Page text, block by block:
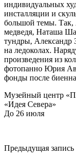
индивидуальных
инсталляции и
большой темы. Так,
медведя, Наташа
тундры, Александр
на ледоколах.
произведения из
фотопанно Юрия
фонды после
Музейный центр
«Идея Севера»
До 26 июля
Предыдущая запись